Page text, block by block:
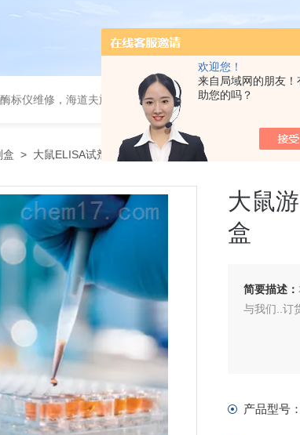
欢迎您！
来自局域网的朋友
助您的吗？
标仪维修，海道夫旋转蒸发仪
盒 > 大鼠ELISA试剂盒> 大鼠游离三碘甲状腺原氨酸（
大鼠
盒
简要描述：
与我们..订
产品型号：